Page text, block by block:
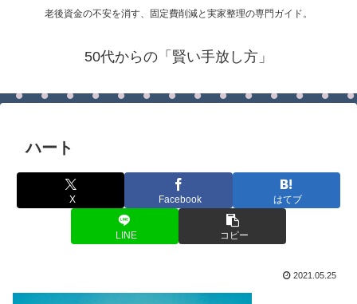
老後資金の不安を消す、固定費削減と実家整理の専門ガイド。
50代からの「賢い手放し方」
ハート
X Facebook はてブ
LINE コピー
2021.05.25